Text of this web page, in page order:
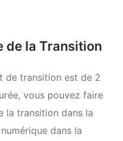
de la Transition
de transition est de 2
vous pouvez faire
la transition dans la
dans la